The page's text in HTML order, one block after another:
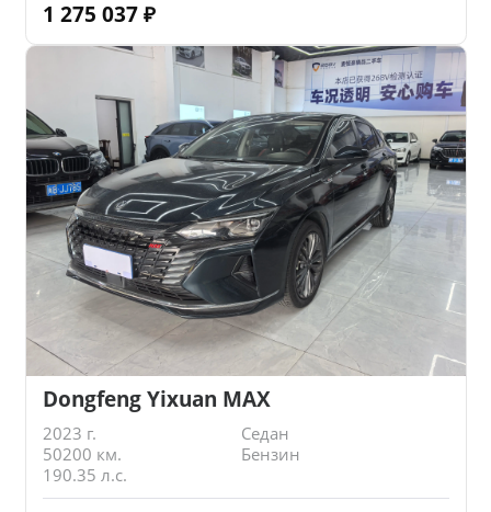
1 275 037 ₽
Dongfeng Yixuan MAX
2023 г.
Седан
50200 км.
Бензин
190.35 л.с.